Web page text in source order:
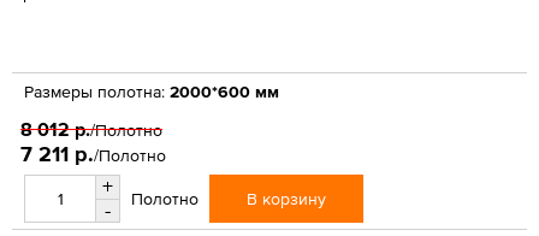
Размеры полотна: 2000*600 мм
8 012 р./Полотно
7 211 р./Полотно
+
-
Полотно В корзину